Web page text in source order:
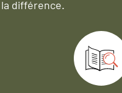
différence.